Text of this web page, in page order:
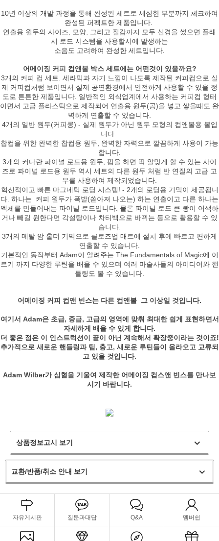
10년 이상의 개발 과정을 통해 완성된 세트로 세심한 부분까지 체크하여
완성된 퍼펙트한 제품입니다.
연출용 원두의 사이즈, 모양, 그리고 질감까지 모두 신경을 썼으면 플래
시 로드 시스템을 사용할시에 발생하는
소음도 고려하여 완성한 세트입니다.
어메이징 커피 컵앤볼 박스 세트에는 어떤것이 있을까요?
3개의 커피 컵 세트. 세라믹과 자기 느낌이 나도록 제작된 커피컵으로 실
제 커피컵처럼 보이면서 실제 공연환경에서 안전하게 사용할 수 있을 정
도로 튼튼한 제품입니다. 일반적인 외식업계에서 사용하는 커피컵 형태
이면서 고급 플라스틱으로 제작되어 연출용 원두(공)을 넣고 쌓을때도 완
벽하게 연출할 수 있습니다.
4개의 일반 원두(커피콩) - 실제 원두가 아닌 원두 모형의 컵앤볼용 볼입
니다.
찹컵을 위한 완벽한 찹컵용 원두, 완벽한 자력으로 깔끔하게 사용이 가능
합니다.
3개의 커다란 파이널 로드용 원두, 팜을 하면 딱 알맞게 할 수 있는 사이
즈로 파이널 로드용 원두 역시 세트의 다른 원두 처럼 반 연질의 고급 고
무를 사용하여 제작되었습니다.
혁신적이고 빠른 마그네틱 로딩 시스템! - 2개의 로딩용 기믹이 제공됩니
다. 하나는 커피 원두가 폭발(쏟아져 나오는) 하는 연출이고 다른 하나는
엑체를 만들어내는 파이널 로드입니다. 물론 파이널 로드 큰 빵이 어색하
거나 빼길 원한다면 각설탕이나 차티백으로 바뀌는 등으로 활용할 수 있
습니다.
3개의 메탈 암 홀더 기믹으로 클로즈업 매트에 설치 후에 빠르고 편하게
연출할 수 있습니다.
기본적인 동작부터 Adam이 알려주는 The Fundamentals of Magic에 이
르기 까지 다양한 루틴을 배울 수 있으며 여러 마술사들의 아이디어와 핸
들링도 볼 수 있습니다.
어메이징 커피 컵앤 빈스는 다른 컵앤볼 그 이상일 것입니다.
여기서 Adam은 초급, 중급, 고급의 영역에 맞춰 최대한 쉽게 표현하면서
자세하게 배울 수 있게 합니다.
더 좋은 점은 이 인스트럭션이 끝이 아닌 계속해서 확장중이라는 것이죠!
추가적으로 새로운 핸들링과 팁, 충고, 새로운 루틴들이 올라오고 교류되
고 있을 것입니다.
Adam Wilber가 심혈을 기울여 제작한 어메이징 컵스앤 빈스를 만나보
시기 바랍니다.
상품정보고시 보기
교환/반품/취소 안내 보기
자유게시판 질문과대답 Q&A 멤버쉽